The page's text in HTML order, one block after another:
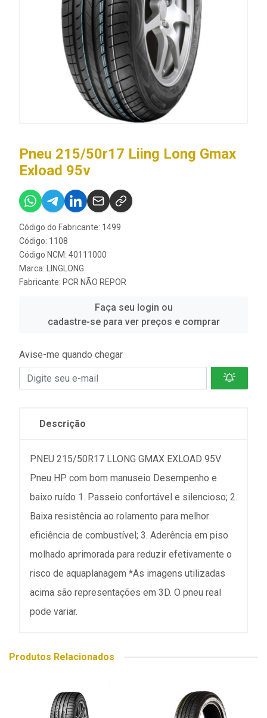
Pneu 215/50r17 Liing Long Gmax
Exload 95v
Código do Fabricante: 1499
Código: 1108
Código NCM: 40111000
Marca:
LINGLONG
Fabricante: PCR NÃO REPOR
Faça seu login ou
cadastre-se para ver preços e comprar
Avise-me quando chegar
Descrição
PNEU 215/50R17 LLONG GMAX EXLOAD 95V
Pneu HP com bom manuseio Desempenho e
baixo ruído 1. Passeio confortável e silencioso; 2.
Baixa resistência ao rolamento para melhor
eficiência de combustível; 3. Aderência em piso
molhado aprimorada para reduzir efetivamente o
risco de aquaplanagem *As imagens utilizadas
acima são representações em 3D. O pneu real
pode variar.
Produtos Relacionados